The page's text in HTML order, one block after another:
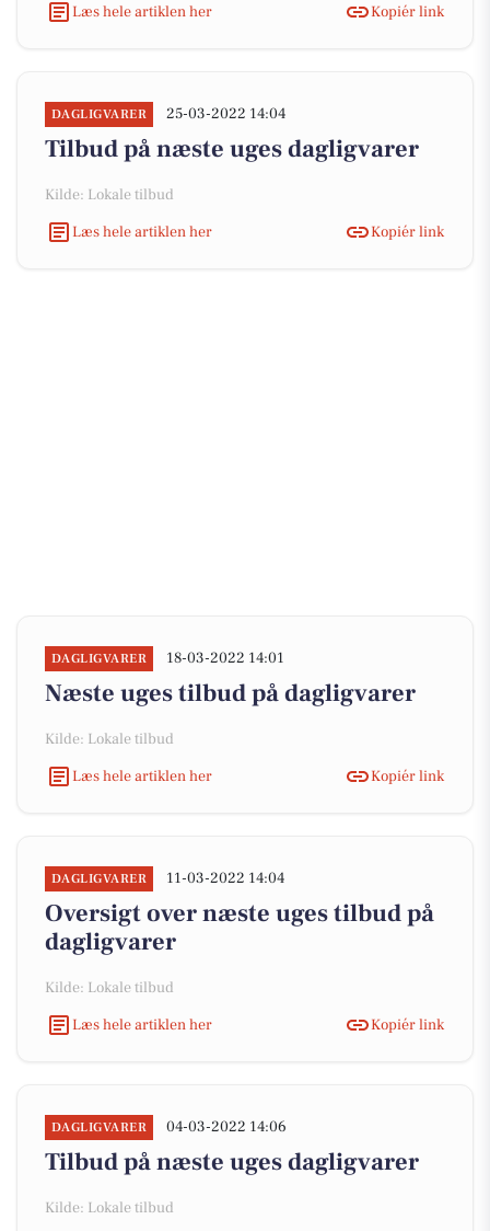
Læs hele artiklen her
Kopiér link
DAGLIGVARER 25-03-2022 14:04
Tilbud på næste uges dagligvarer
Kilde: Lokale tilbud
Læs hele artiklen her
Kopiér link
DAGLIGVARER 18-03-2022 14:01
Næste uges tilbud på dagligvarer
Kilde: Lokale tilbud
Læs hele artiklen her
Kopiér link
DAGLIGVARER 11-03-2022 14:04
Oversigt over næste uges tilbud på
dagligvarer
Kilde: Lokale tilbud
Læs hele artiklen her
Kopiér link
DAGLIGVARER 04-03-2022 14:06
Tilbud på næste uges dagligvarer
Kilde: Lokale tilbud